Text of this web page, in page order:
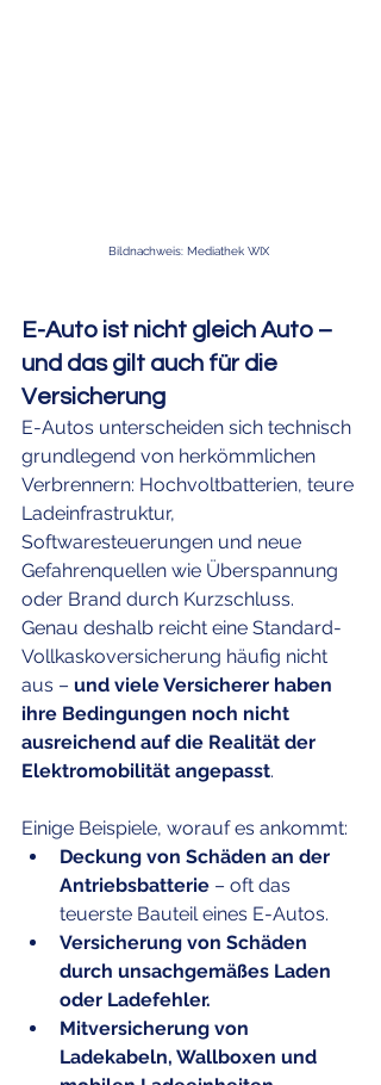
Bildnachweis: Mediathek WIX
E-Auto ist nicht gleich Auto –
und das gilt auch für die
Versicherung
E-Autos unterscheiden sich technisch
grundlegend von herkömmlichen
Verbrennern: Hochvoltbatterien, teure
Ladeinfrastruktur,
Softwaresteuerungen und neue
Gefahrenquellen wie Überspannung
oder Brand durch Kurzschluss.
Genau deshalb reicht eine Standard-
Vollkaskoversicherung häufig nicht
aus – und viele Versicherer haben
ihre Bedingungen noch nicht
ausreichend auf die Realität der
Elektromobilität angepasst.
Einige Beispiele, worauf es ankommt:
Deckung von Schäden an der
Antriebsbatterie – oft das
teuerste Bauteil eines E-Autos.
Versicherung von Schäden
durch unsachgemäßes Laden
oder Ladefehler.
Mitversicherung von
Ladekabeln, Wallboxen und